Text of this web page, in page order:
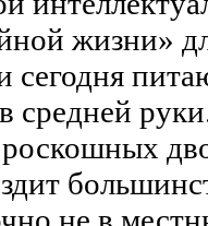
жизни»
сегодня
средней